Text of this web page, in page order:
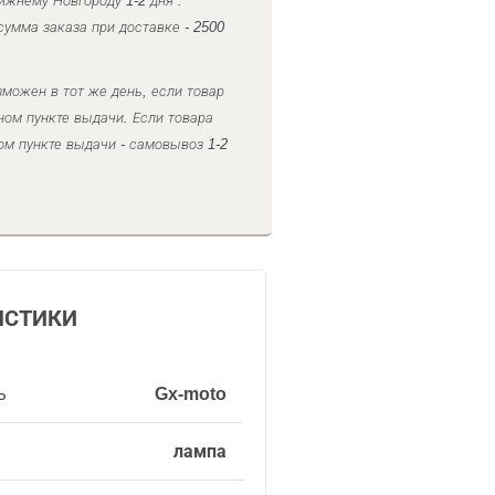
заказа при доставке - 2500
в тот же день, если товар
пункте выдачи. Если товара
пункте выдачи - самовывоз 1-2
Gx-moto
лампа